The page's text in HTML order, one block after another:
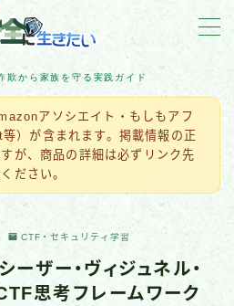
欺から家族を守る実践ガイド
アソシエイト・もしもアフ
）が含まれます。掲載情報の正
が、商品の詳細は必ずリンク先
ださい。
CTF・セキュリティ学習
ーザー・ヴィジュネル・
思考フレームワーク